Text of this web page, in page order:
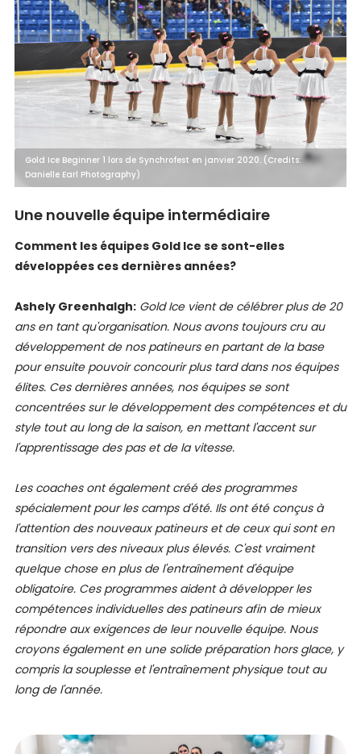
Gold Ice Beginner 1 lors de Synchrofest en janvier 2020. (Credits:
Danielle Earl Photography)
Une nouvelle équipe intermédiaire
Comment les équipes Gold Ice se sont-elles
développées ces dernières années?
Ashely Greenhalgh: Gold Ice vient de célébrer plus de 20
ans en tant qu'organisation. Nous avons toujours cru au
développement de nos patineurs en partant de la base
pour ensuite pouvoir concourir plus tard dans nos équipes
élites. Ces dernières années, nos équipes se sont
concentrées sur le développement des compétences et du
style tout au long de la saison, en mettant l'accent sur
l'apprentissage des pas et de la vitesse.
Les coaches ont également créé des programmes
spécialement pour les camps d'été. Ils ont été conçus à
l'attention des nouveaux patineurs et de ceux qui sont en
transition vers des niveaux plus élevés. C'est vraiment
quelque chose en plus de l'entraînement d'équipe
obligatoire. Ces programmes aident à développer les
compétences individuelles des patineurs afin de mieux
répondre aux exigences de leur nouvelle équipe. Nous
croyons également en une solide préparation hors glace, y
compris la souplesse et l'entraînement physique tout au
long de l'année.